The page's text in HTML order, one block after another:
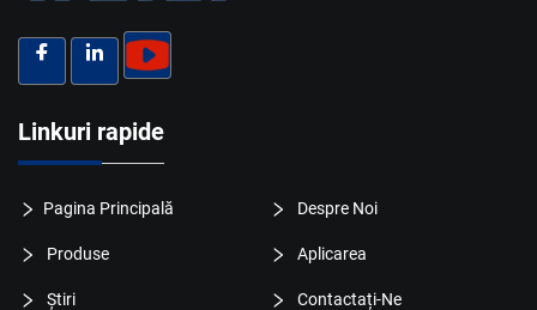
Linkuri rapide
Pagina Principală Despre Noi
Produse Aplicarea
Știri Contactați-Ne